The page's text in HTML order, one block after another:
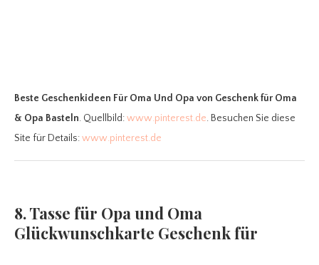
Beste Geschenkideen Für Oma Und Opa von Geschenk für Oma
& Opa Basteln. Quellbild:www.pinterest.de. Besuchen Sie diese
Site für Details:www.pinterest.de
8. Tasse für Opa und Oma
Glückwunschkarte Geschenk für